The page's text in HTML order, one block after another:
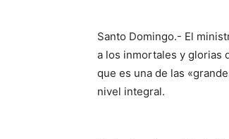
Santo Domingo.- El
a los inmortales y glorias
que es una de las
nivel integral.